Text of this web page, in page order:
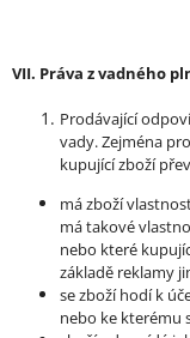
VII. Práva z vadného
Prodávající
vady. Zejména
kupující zboží
má zboží
má takové
nebo které
základě reklamy
se zboží hodí k
nebo ke kterému